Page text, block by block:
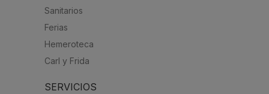
Sanitarios
Ferias
Hemeroteca
Carl y Frida
SERVICIOS